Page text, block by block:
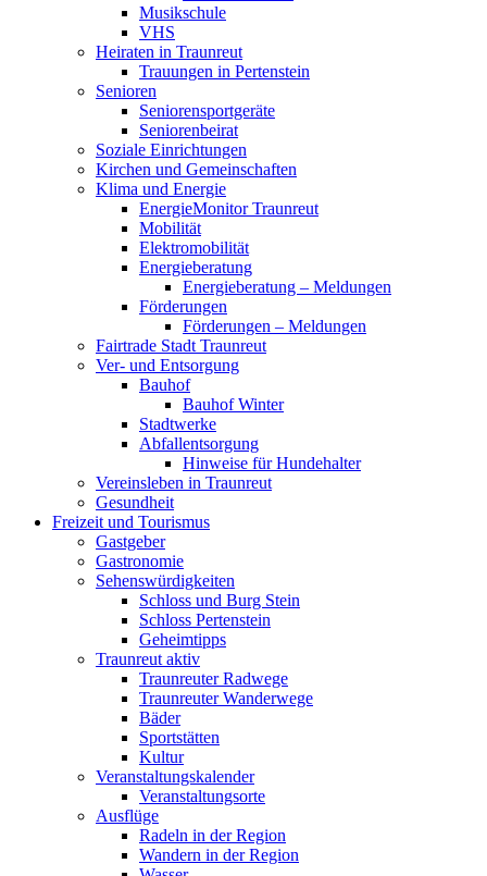
Musikschule
VHS
Heiraten in Traunreut
Trauungen in Pertenstein
Senioren
Seniorensportgeräte
Seniorenbeirat
Soziale Einrichtungen
Kirchen und Gemeinschaften
Klima und Energie
EnergieMonitor Traunreut
Mobilität
Elektromobilität
Energieberatung
Energieberatung – Meldungen
Förderungen
Förderungen – Meldungen
Fairtrade Stadt Traunreut
Ver- und Entsorgung
Bauhof
Bauhof Winter
Stadtwerke
Abfallentsorgung
Hinweise für Hundehalter
Vereinsleben in Traunreut
Gesundheit
Freizeit und Tourismus
Gastgeber
Gastronomie
Sehenswürdigkeiten
Schloss und Burg Stein
Schloss Pertenstein
Geheimtipps
Traunreut aktiv
Traunreuter Radwege
Traunreuter Wanderwege
Bäder
Sportstätten
Kultur
Veranstaltungskalender
Veranstaltungsorte
Ausflüge
Radeln in der Region
Wandern in der Region